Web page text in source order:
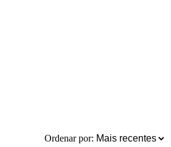
Ordenar por: